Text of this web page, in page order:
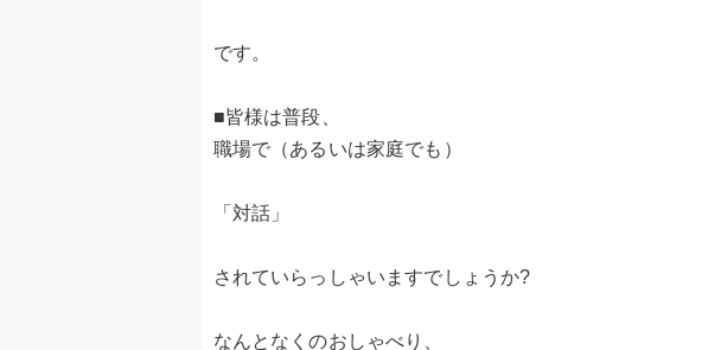
です。
■皆様は普段、
職場で（あるいは家庭でも）
「対話」
されていらっしゃいますでしょうか?
なんとなくのおしゃべり、